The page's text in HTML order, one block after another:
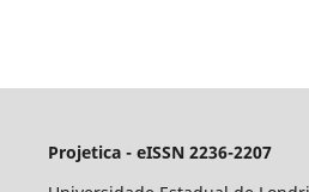
Projetica - eISSN 2236-2207